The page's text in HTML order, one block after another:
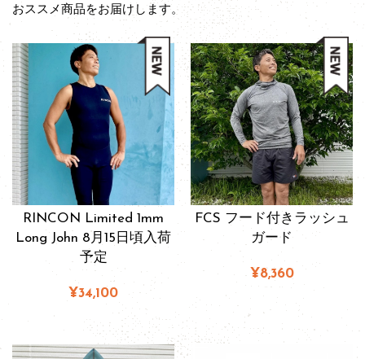
おススメ商品をお届けします。
RINCON Limited 1mm
Long John 8月15日頃入荷
予定
¥34,100
FCS フード付きラッシュ
ガード
¥8,360